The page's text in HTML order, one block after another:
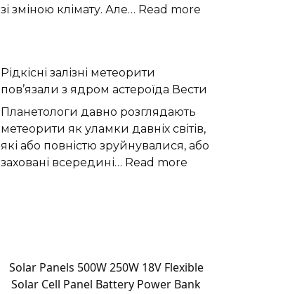
на
зі зміною клімату. Але… Read more
складну
вуглецю
Рідкісні залізні метеорити
пов’язали з ядром астероїда Вести
Планетологи давно розглядають
метеорити як уламки давніх світів,
які або повністю зруйнувалися, або
заховані всередині… Read more
ядром
астероїда
Solar Panels 500W 250W 18V Flexible
Solar Cell Panel Battery Power Bank